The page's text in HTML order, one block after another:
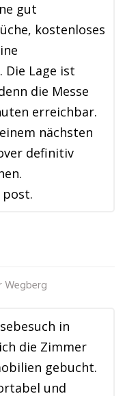
gut
kostenloses
Die Lage ist
die Messe
erreichbar.
nächsten
definitiv
Wegberg
in
die Zimmer
gebucht.
und